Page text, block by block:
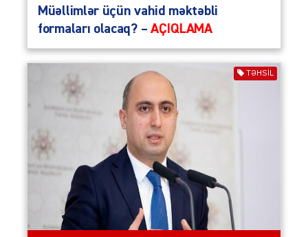
Müəllimlər üçün vahid məktəbli
formaları olacaq? – AÇIQLAMA
TƏHSIL